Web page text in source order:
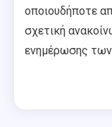
οποιουδήποτε
σχετική
ενημέρωσης